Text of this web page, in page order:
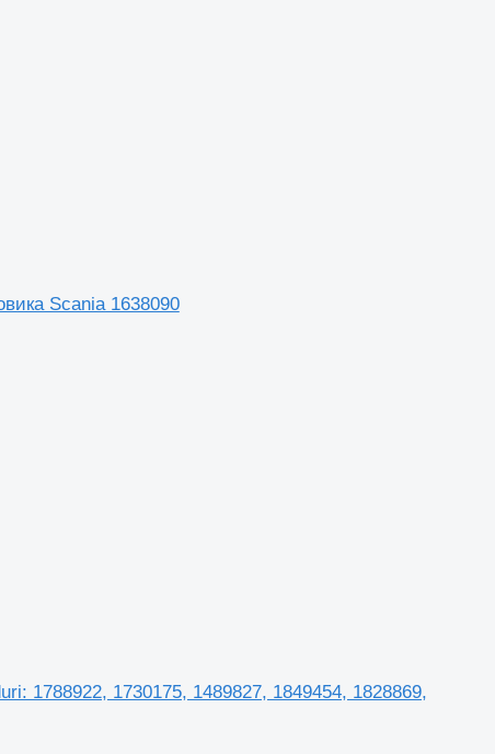
Scania 1638090
1788922, 1730175, 1489827, 1849454, 1828869,